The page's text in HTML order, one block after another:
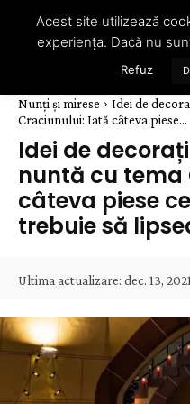
Nunți și mirese
Idei de
Craciunului: Iată câteva piese...
Idei de
nuntă cu
câteva piese
trebuie să
Ultima actualizare: dec. 13, 2021
Acest site utilizează
experiența. Dacă nu
Refuz